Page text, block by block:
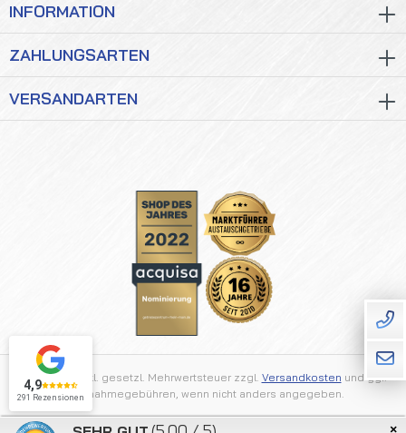
INFORMATION
ZAHLUNGSARTEN
VERSANDARTEN
Alle Preise inkl. gesetzl. Mehrwertsteuer zzgl. Versandkosten und ggf.
Nachnahmegebühren, wenn nicht anders angegeben.
4,9
291 Rezensionen
×